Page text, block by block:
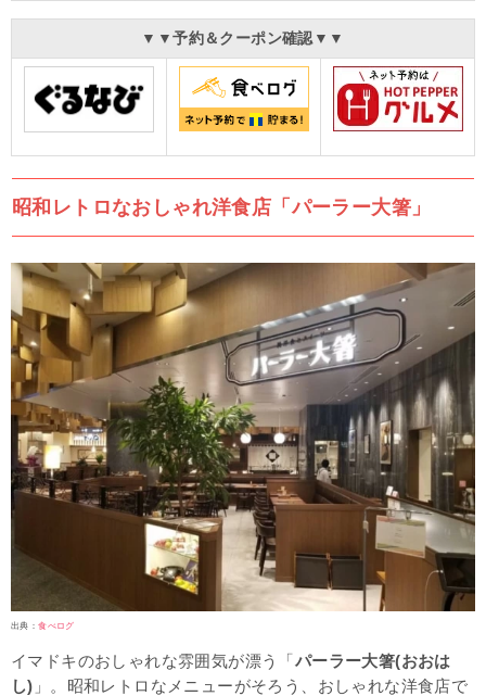
▼▼予約＆クーポン確認▼▼
昭和レトロなおしゃれ洋食店「パーラー大箸」
出典：食べログ
イマドキのおしゃれな雰囲気が漂う「 パーラー大箸(おおは
し) 」。昭和レトロなメニューがそろう、おしゃれな洋食店で